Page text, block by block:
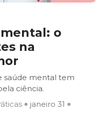
o
na
saúde mental tem
ciência.
janeiro 31